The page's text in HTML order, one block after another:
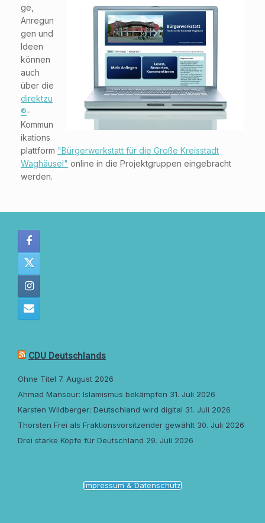
ge,
Anregun
gen und
Ideen
können
auch
über die
direktzu
®-
Kommun
ikations
plattform "Bürgerwerkstatt für die Große Kreisstadt
Waghäusel" online in die Projektgruppen eingebracht
werden.
CDU Deutschlands
Ohne Titel 7. August 2026
Ahmad Mansour: Islamismus bekämpfen 31. Juli 2026
Karsten Wildberger: Deutschland wird digital 31. Juli 2026
Thorsten Frei als Fraktionsvorsitzender gewählt 30. Juli 2026
Drei starke Köpfe für Deutschland 29. Juli 2026
Impressum & Datenschutz